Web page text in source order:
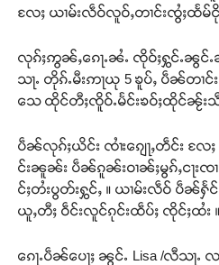
လႄႈ ယၢမ်းလဵဝ်လူဝ်ႇတၢင်းၸွႆႈထႅမ်
လုၵ်ႈဢွၼ်ႇၵေႃႉၼႆႉ ၸိုဝ်ႈႁွင်ႉၼွင်
သႃႉ တိုၵ်ႉမီးဢႃယု 5 ၶူပ်ႇ ပဵၼ်တၢ
သေ ထိုင်တီႈၸိူဝ်ႉမႅင်းၶဝ်ႈထိုင်ၼႂ်း
ပဵၼ်လုၵ်ႈယိင်း ၸၢႆးၵျေႃႇတဵင်း လႄႈ
င်းၼူၼ်း ပဵၼ်ၵူၼ်းဝၢၼ်ႈမွၵ်ႇငႃးၸၢ
င်ႈတႆးပွတ်းႁွင်ႇ ။ ယၢမ်းလဵဝ် ပဵၼ်ႁႅ
ယူႇတီႈ ဝဵင်းလူင်ၵုင်းထဵပ်ႈ ၸိုင်ႈထႆး ။
ၵေႃႉပဵၼ်ပေႃႈ ၼွင်ႉ Lisa /လီသႃႉ